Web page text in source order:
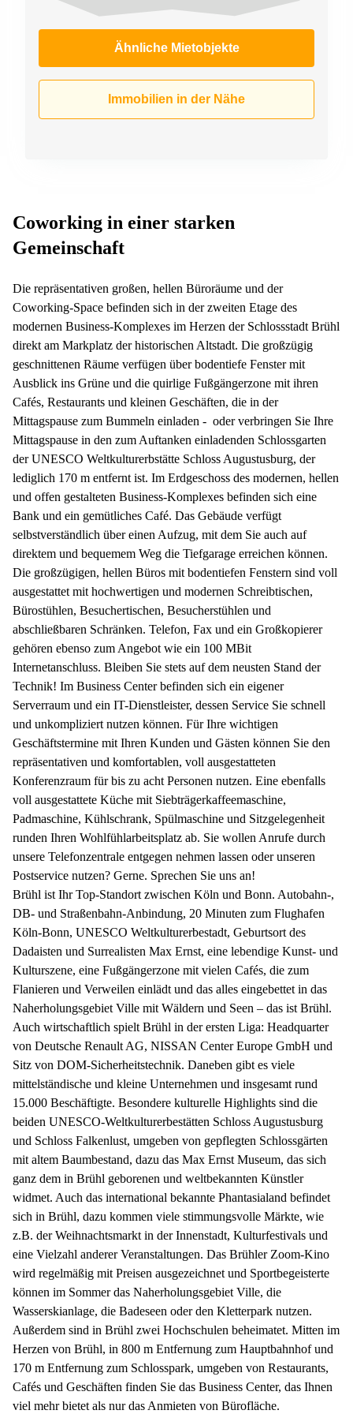
Ähnliche Mietobjekte
Immobilien in der Nähe
Coworking in einer starken
Gemeinschaft
Die repräsentativen großen, hellen Büroräume und der
Coworking-Space befinden sich in der zweiten Etage des
modernen Business-Komplexes im Herzen der Schlossstadt Brühl
direkt am Markplatz der historischen Altstadt. Die großzügig
geschnittenen Räume verfügen über bodentiefe Fenster mit
Ausblick ins Grüne und die quirlige Fußgängerzone mit ihren
Cafés, Restaurants und kleinen Geschäften, die in der
Mittagspause zum Bummeln einladen - oder verbringen Sie Ihre
Mittagspause in den zum Auftanken einladenden Schlossgarten
der UNESCO Weltkulturerbstätte Schloss Augustusburg, der
lediglich 170 m entfernt ist. Im Erdgeschoss des modernen, hellen
und offen gestalteten Business-Komplexes befinden sich eine
Bank und ein gemütliches Café. Das Gebäude verfügt
selbstverständlich über einen Aufzug, mit dem Sie auch auf
direktem und bequemem Weg die Tiefgarage erreichen können.
Die großzügigen, hellen Büros mit bodentiefen Fenstern sind voll
ausgestattet mit hochwertigen und modernen Schreibtischen,
Bürostühlen, Besuchertischen, Besucherstühlen und
abschließbaren Schränken. Telefon, Fax und ein Großkopierer
gehören ebenso zum Angebot wie ein 100 MBit
Internetanschluss. Bleiben Sie stets auf dem neusten Stand der
Technik! Im Business Center befinden sich ein eigener
Serverraum und ein IT-Dienstleister, dessen Service Sie schnell
und unkompliziert nutzen können. Für Ihre wichtigen
Geschäftstermine mit Ihren Kunden und Gästen können Sie den
repräsentativen und komfortablen, voll ausgestatteten
Konferenzraum für bis zu acht Personen nutzen. Eine ebenfalls
voll ausgestattete Küche mit Siebträgerkaffeemaschine,
Padmaschine, Kühlschrank, Spülmaschine und Sitzgelegenheit
runden Ihren Wohlfühlarbeitsplatz ab. Sie wollen Anrufe durch
unsere Telefonzentrale entgegen nehmen lassen oder unseren
Postservice nutzen? Gerne. Sprechen Sie uns an!
Brühl ist Ihr Top-Standort zwischen Köln und Bonn. Autobahn-,
DB- und Straßenbahn-Anbindung, 20 Minuten zum Flughafen
Köln-Bonn, UNESCO Weltkulturerbestadt, Geburtsort des
Dadaisten und Surrealisten Max Ernst, eine lebendige Kunst- und
Kulturszene, eine Fußgängerzone mit vielen Cafés, die zum
Flanieren und Verweilen einlädt und das alles eingebettet in das
Naherholungsgebiet Ville mit Wäldern und Seen – das ist Brühl.
Auch wirtschaftlich spielt Brühl in der ersten Liga: Headquarter
von Deutsche Renault AG, NISSAN Center Europe GmbH und
Sitz von DOM-Sicherheitstechnik. Daneben gibt es viele
mittelständische und kleine Unternehmen und insgesamt rund
15.000 Beschäftigte. Besondere kulturelle Highlights sind die
beiden UNESCO-Weltkulturerbestätten Schloss Augustusburg
und Schloss Falkenlust, umgeben von gepflegten Schlossgärten
mit altem Baumbestand, dazu das Max Ernst Museum, das sich
ganz dem in Brühl geborenen und weltbekannten Künstler
widmet. Auch das international bekannte Phantasialand befindet
sich in Brühl, dazu kommen viele stimmungsvolle Märkte, wie
z.B. der Weihnachtsmarkt in der Innenstadt, Kulturfestivals und
eine Vielzahl anderer Veranstaltungen. Das Brühler Zoom-Kino
wird regelmäßig mit Preisen ausgezeichnet und Sportbegeisterte
können im Sommer das Naherholungsgebiet Ville, die
Wasserskianlage, die Badeseen oder den Kletterpark nutzen.
Außerdem sind in Brühl zwei Hochschulen beheimatet. Mitten im
Herzen von Brühl, in 800 m Entfernung zum Hauptbahnhof und
170 m Entfernung zum Schlosspark, umgeben von Restaurants,
Cafés und Geschäften finden Sie das Business Center, das Ihnen
viel mehr bietet als nur das Anmieten von Bürofläche.